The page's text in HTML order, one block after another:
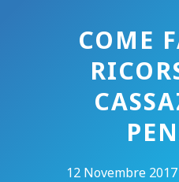
COME
12 Novembre 2017